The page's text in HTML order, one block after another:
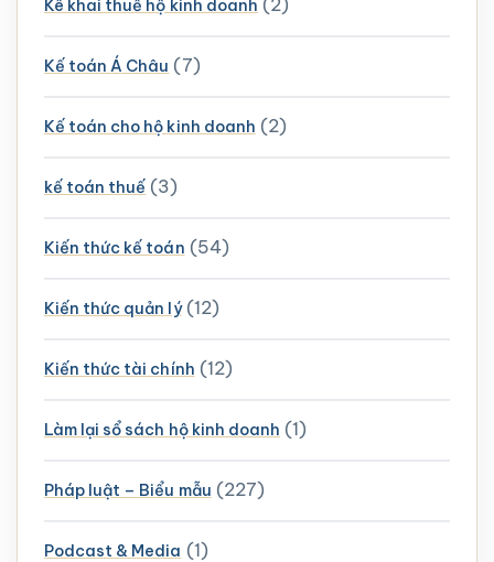
Kê khai thuế hộ kinh doanh
Kế toán Á Châu (7)
Kế toán cho hộ kinh doanh (2)
kế toán thuế (3)
Kiến thức kế toán (54)
Kiến thức quản lý(12)
Kiến thức tài chính (12)
Làm lại sổ sách hộ kinh doanh (1)
Pháp luật – Biểu mẫu (227)
Podcast & Media (1)